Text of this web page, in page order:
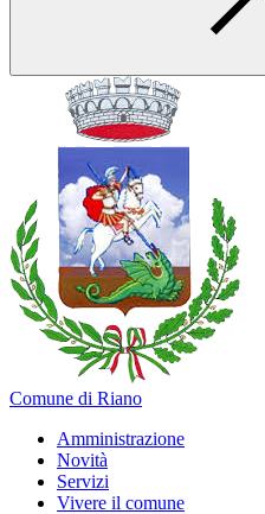
Comune di Riano
Amministrazione
Novità
Servizi
Vivere il comune